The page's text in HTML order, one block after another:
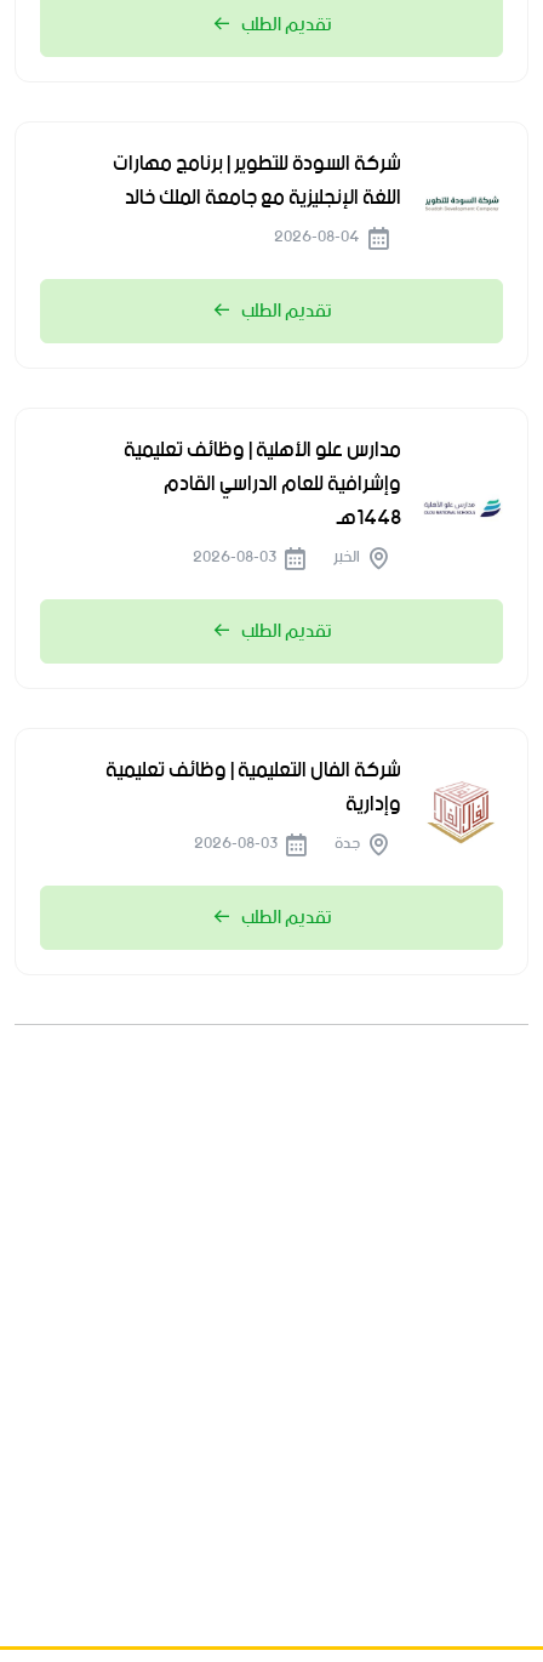
تقديم الطلب
شركة السودة للتطوير | برنامج مهارات
اللغة الإنجليزية مع جامعة الملك خالد
تقديم الطلب
مدارس علو الأهلية | وظائف تعليمية
وإشرافية للعام الدراسي القادم
1448هـ
الخبر
تقديم الطلب
شركة الفال التعليمية | وظائف تعليمية
وإدارية
جدة
تقديم الطلب